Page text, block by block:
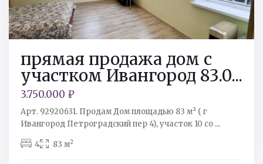
прямая продажа дом с
участком Ивангород 83.0...
3.750.000 ₽
Арт. 92920631. Продам Дом площадью 83 м² ( г
Ивангород Петроградский пер 4), участок 10 со ...
4 83 м2
Кингисеппский